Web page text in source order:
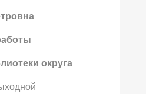
округа